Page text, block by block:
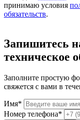
принимаю условия
обязательств.
Запишитесь
техническое
Заполните простую
свяжется с вами в
Имя*
Номер телефона*